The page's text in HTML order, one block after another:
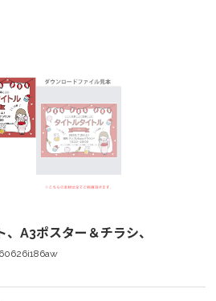
A3ポスター＆チラシ、
60626i186aw